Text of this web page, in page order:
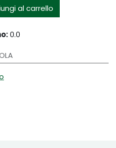
al carrello
0.0